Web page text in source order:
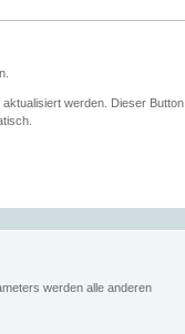
werden. Dieser Button
werden alle anderen